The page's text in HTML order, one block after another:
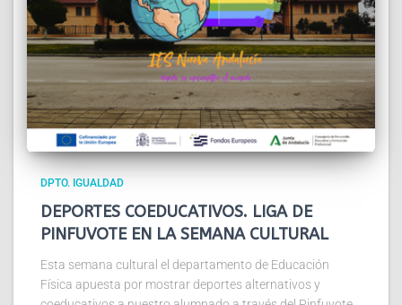
DPTO. IGUALDAD
DEPORTES COEDUCATIVOS. LIGA DE
PINFUVOTE EN LA SEMANA CULTURAL
Esta semana cultural el departamento de Educación
Física apuesta por mostrar deportes alternativos y